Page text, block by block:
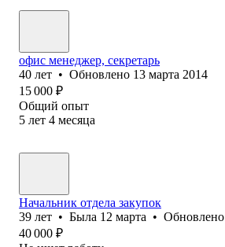
офис менеджер, секретарь
40 лет • Обновлено 13 марта 2014
15 000 ₽
Общий опыт
5 лет 4 месяца
Начальник отдела закупок
39 лет • Была 12 марта • Обновлено
40 000 ₽